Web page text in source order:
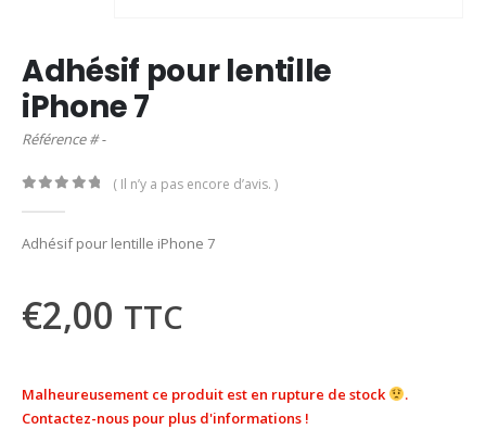
Adhésif pour lentille
iPhone 7
Référence # -
( Il n’y a pas encore d’avis. )
Adhésif pour lentille iPhone 7
€2,00 TTC
Malheureusement ce produit est en rupture de stock
.
Contactez-nous pour plus d'informations !